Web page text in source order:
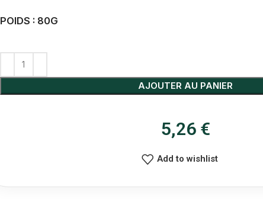
POIDS : 80G
AJOUTER AU PANIER
5,26 €
Add to wishlist